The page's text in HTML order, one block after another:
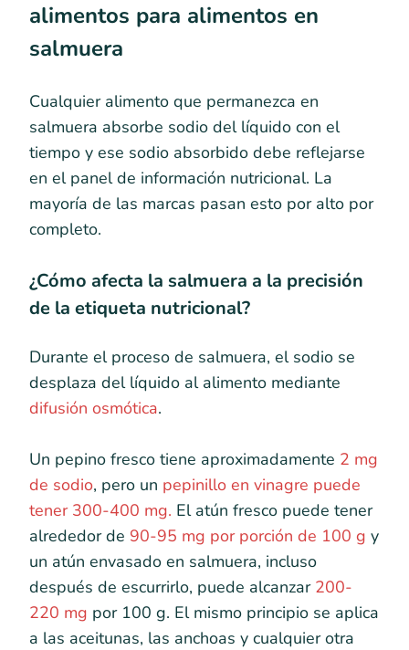
alimentos para alimentos en
salmuera
Cualquier alimento que permanezca en
salmuera absorbe sodio del líquido con el
tiempo y ese sodio absorbido debe reflejarse
en el panel de información nutricional. La
mayoría de las marcas pasan esto por alto por
completo.
¿Cómo afecta la salmuera a la precisión
de la etiqueta nutricional?
Durante el proceso de salmuera, el sodio se
desplaza del líquido al alimento mediante
difusión osmótica.
Un pepino fresco tiene aproximadamente 2 mg
de sodio, pero un pepinillo en vinagre puede
tener 300-400 mg. El atún fresco puede tener
alrededor de 90-95 mg por porción de 100 g y
un atún envasado en salmuera, incluso
después de escurrirlo, puede alcanzar 200-
220 mg por 100 g. El mismo principio se aplica
a las aceitunas, las anchoas y cualquier otra